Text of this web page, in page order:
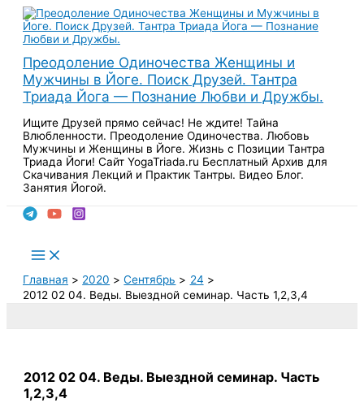
Перейти
содержимому
Преодоление Одиночества Женщины и
Мужчины в Йоге. Поиск Друзей. Тантра
Триада Йога — Познание Любви и Дружбы.
Ищите Друзей прямо сейчас! Не ждите! Тайна
Влюбленности. Преодоление Одиночества. Любовь
Мужчины и Женщины в Йоге. Жизнь с Позиции Тантра
Триада Йоги! Сайт YogaTriada.ru Бесплатный Архив для
Скачивания Лекций и Практик Тантры. Видео Блог.
Занятия Йогой.
Main
Menu
Главная
2020 Сентябрь
24
2012 02 04. Веды. Выездной семинар. Часть 1,2,3,4
2012 02 04. Веды. Выездной семинар. Часть
1,2,3,4